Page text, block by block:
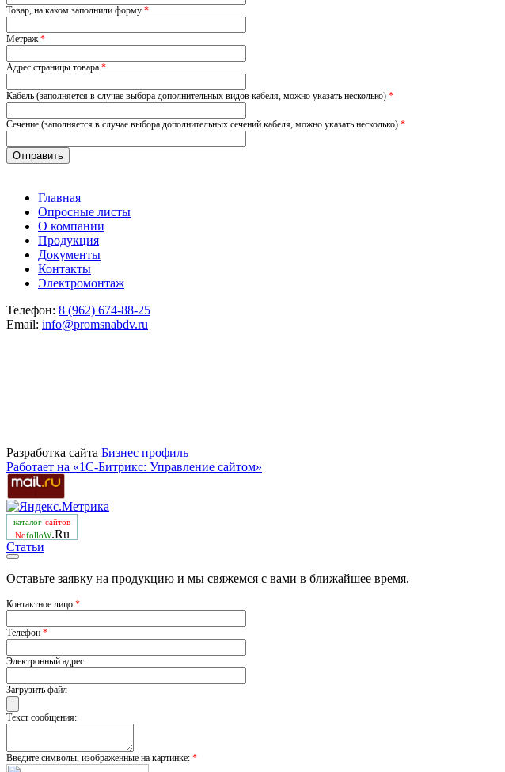
Товар, на каком заполнили форму *
Метраж*
Адрес страницы товара *
Кабель (заполняется в случае выбора дополнительных видов кабеля, можно указать несколько) *
Сечение (заполняется в случае выбора дополнительных сечений кабеля, можно указать несколько) *
Главная
Опросные листы
О компании
Продукция
Документы
Контакты
Электромонтаж
Телефон: 8 (962) 674-88-25
Email: info@promsnabdv.ru
Разработка сайта Бизнеc профиль
Работает на «1С-Битрикс: Управление сайтом»
каталог сайтов
NofolloW.Ru
Статьи
Оставьте заявку на продукцию и мы свяжемся с вами в ближайшее время.
Контактное лицо *
Телефон *
Электронный адрес
Загрузить файл
Текст сообщения:
Введите символы, изображённые на картинке: *